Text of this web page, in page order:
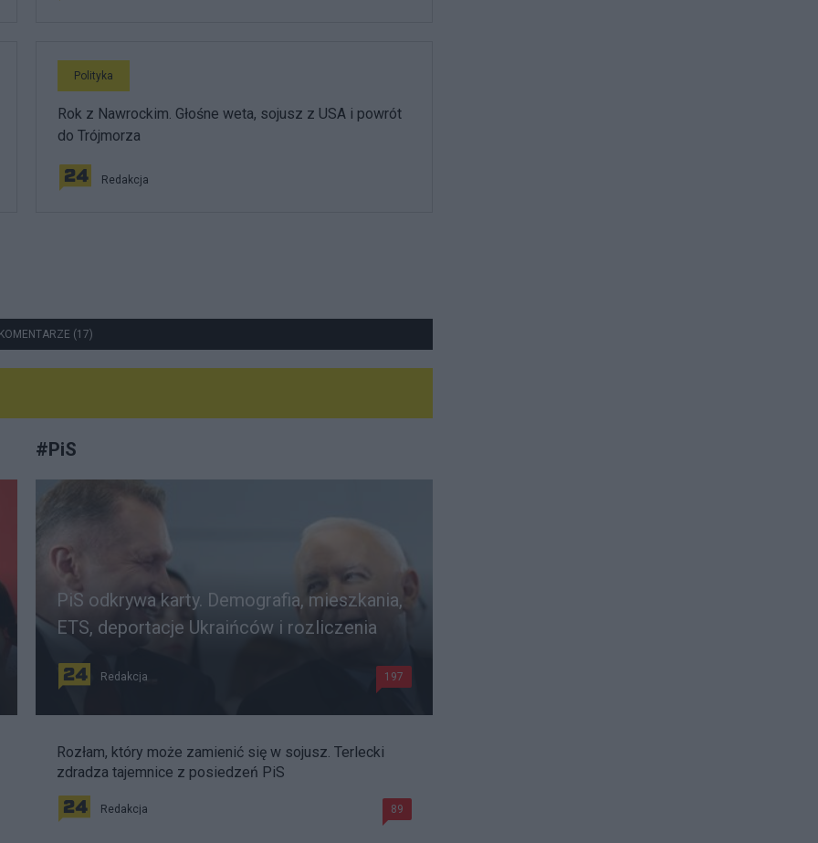
Polityka
Rok z Nawrockim. Głośne weta, sojusz z USA i powrót
do Trójmorza
Redakcja
(17)
#PiS
PiS odkrywa karty. Demografia, mieszkania,
ETS, deportacje Ukraińców i rozliczenia
Redakcja 197
Rozłam, który może zamienić się w sojusz. Terlecki
zdradza tajemnice z posiedzeń PiS
Redakcja 89